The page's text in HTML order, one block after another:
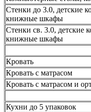
Стенки до 3.0, детские
книжные шкафы
Стенки св. 3.0, детские
книжные шкафы
Кровать
Кровать с матрасом
Кровать с матрасом и
Кухни до 5 упаковок